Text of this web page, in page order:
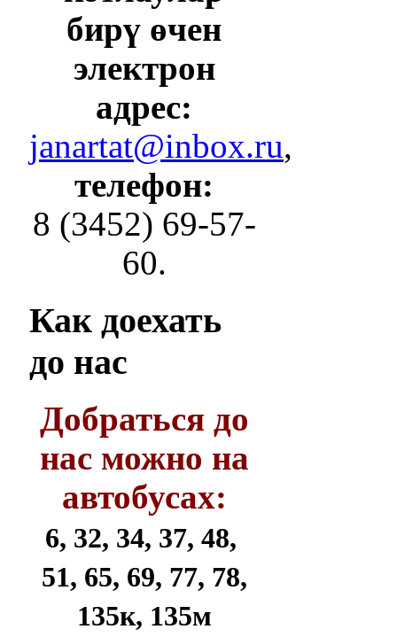
бирү өчен
электрон
адрес:
janartat@inbox.ru,
телефон:
8 (3452) 69-57-
60.
Как доехать
до нас
Добраться до
нас можно на
автобусах:
6, 32, 34, 37, 48,
51, 65, 69, 77, 78,
135к, 135м